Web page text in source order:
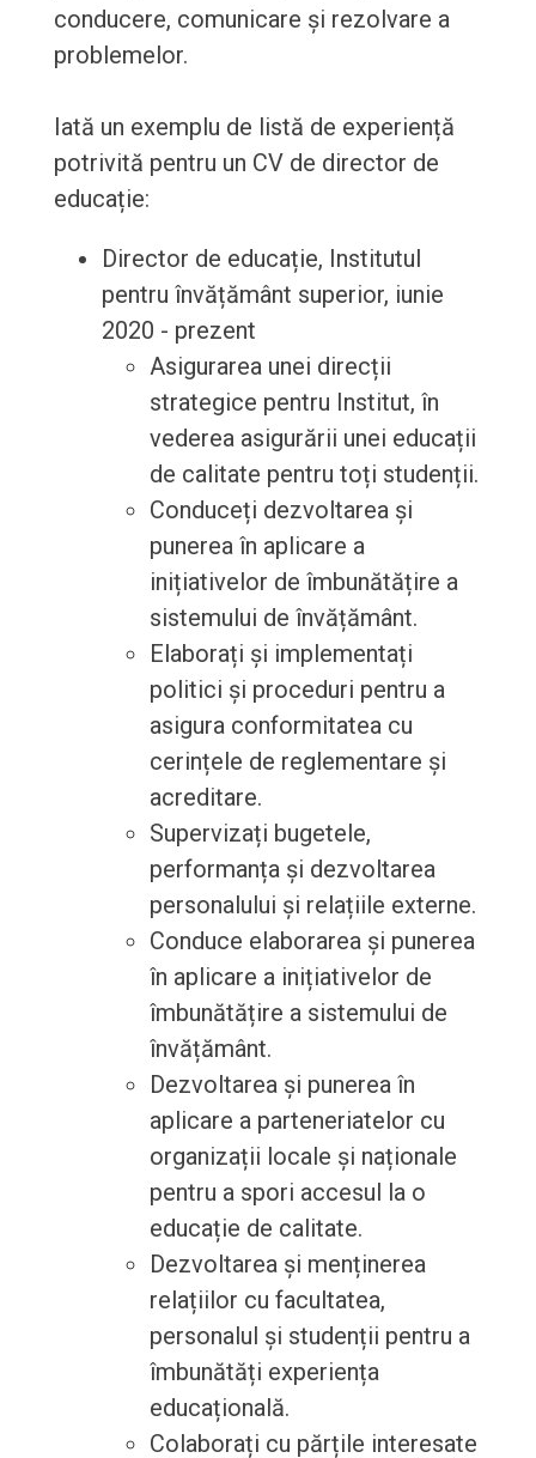
conducere, comunicare și rezolvare a
problemelor.
Iată un exemplu de listă de experiență
potrivită pentru un CV de director de
educație:
Director de educație, Institutul
pentru învățământ superior, iunie
2020 - prezent
Asigurarea unei direcții
strategice pentru Institut, în
vederea asigurării unei educații
de calitate pentru toți studenții.
Conduceți dezvoltarea și
punerea în aplicare a
inițiativelor de îmbunătățire a
sistemului de învățământ.
Elaborați și implementați
politici și proceduri pentru a
asigura conformitatea cu
cerințele de reglementare și
acreditare.
Supervizați bugetele,
performanța și dezvoltarea
personalului și relațiile externe.
Conduce elaborarea și punerea
în aplicare a inițiativelor de
îmbunătățire a sistemului de
învățământ.
Dezvoltarea și punerea în
aplicare a parteneriatelor cu
organizații locale și naționale
pentru a spori accesul la o
educație de calitate.
Dezvoltarea și menținerea
relațiilor cu facultatea,
personalul și studenții pentru a
îmbunătăți experiența
educațională.
Colaborați cu părțile interesate